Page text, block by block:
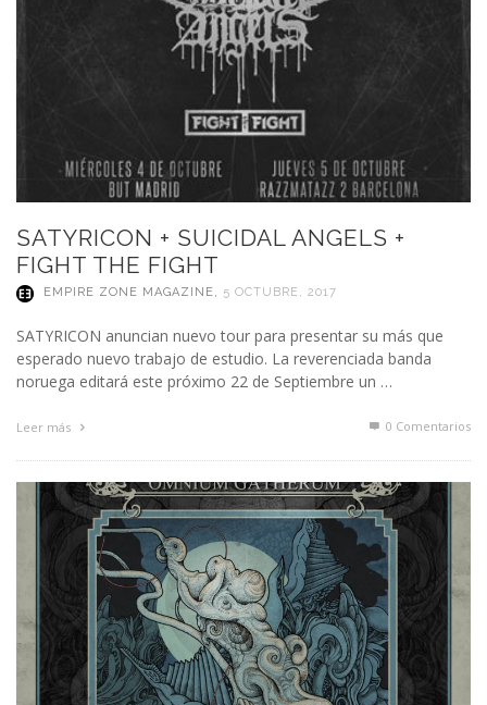
SATYRICON + SUICIDAL ANGELS +
FIGHT THE FIGHT
EMPIRE ZONE MAGAZINE, 5 OCTUBRE, 2017
SATYRICON anuncian nuevo tour para presentar su más que
esperado nuevo trabajo de estudio. La reverenciada banda
noruega editará este próximo 22 de Septiembre un …
Leer más 0 Comentarios